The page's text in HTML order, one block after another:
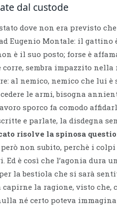
dal custode
dove non era previsto che
Eugenio Montale: il gattino
è il suo posto; forse è
sembra impazzito nella
al nemico, nemico che lui è
le armi, bisogna
sporco fa comodo
e parlate, la disdegna
risolve la spinosa
però non subito, perchè i colpi
è così che l’agonia dura
la bestiola che si sarà
la ragione, visto che,
né certo poteva